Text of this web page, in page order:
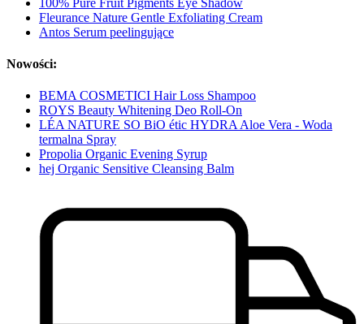
100% Pure Fruit Pigments Eye Shadow
Fleurance Nature Gentle Exfoliating Cream
Antos Serum peelingujące
Nowości:
BEMA COSMETICI Hair Loss Shampoo
ROYS Beauty Whitening Deo Roll-On
LÉA NATURE SO BiO étic HYDRA Aloe Vera - Woda
termalna Spray
Propolia Organic Evening Syrup
hej Organic Sensitive Cleansing Balm